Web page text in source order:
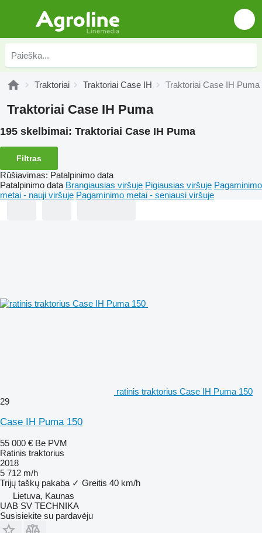
Traktoriai Traktoriai Case IH Traktoriai Case IH Puma
Traktoriai Case IH Puma
195 skelbimai: Traktoriai Case IH Puma
Filtras
Rūšiavimas: Patalpinimo data
Patalpinimo data Brangiausias viršuje Pigiausias viršuje Pagaminimo
metai - nauji viršuje Pagaminimo metai - seniausi viršuje
ratinis traktorius Case IH Puma 150
29
Case IH Puma 150
55 000 € Be PVM
Ratinis traktorius
2018
5 712 m/h
Trijų taškų pakaba ✓ Greitis 40 km/h
Lietuva, Kaunas
UAB SV TECHNIKA
Susisiekite su pardavėju